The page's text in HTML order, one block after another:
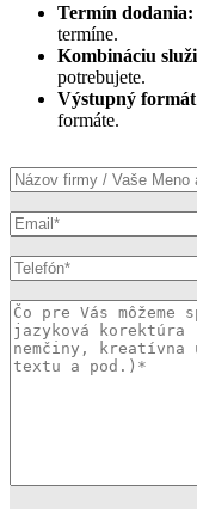
Termín dodania:
termíne.
Kombináciu
potrebujete.
Výstupný
formáte.